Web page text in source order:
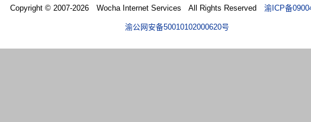
Copyright © 2007-2026 Wocha Internet Services All Rights Reserved渝ICP备
渝公网安备50010102000620号